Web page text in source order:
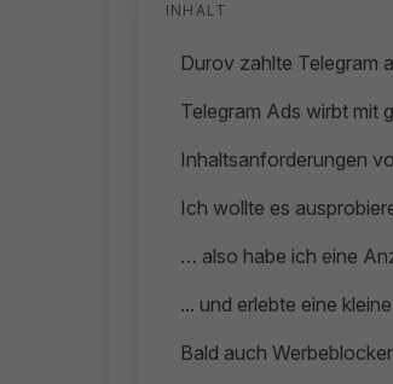
INHALT
Durov zahlte Telegram
Telegram Ads wirbt mit
Inhaltsanforderungen
Ich wollte es
… also habe ich eine
... und erlebte eine
Bald auch